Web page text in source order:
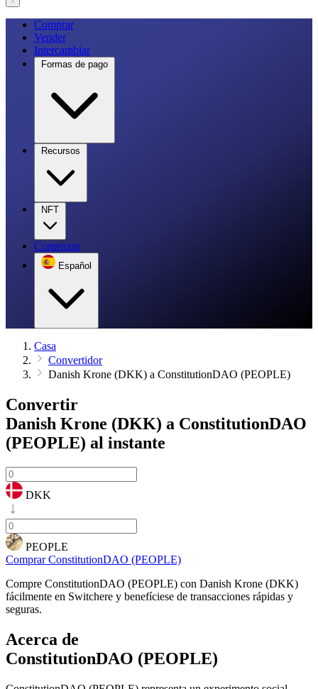
Comprar
Vender
Intercambiar
Formas de pago
Recursos
NFT
Comenzar
Español
Casa
Convertidor
Danish Krone (DKK) a ConstitutionDAO (PEOPLE)
Convertir
Danish Krone (DKK) a ConstitutionDAO
(PEOPLE) al instante
DKK
PEOPLE
Comprar ConstitutionDAO (PEOPLE)
Compre ConstitutionDAO (PEOPLE) con Danish Krone (DKK)
fácilmente en Switchere y benefíciese de transacciones rápidas y
seguras.
Acerca de
ConstitutionDAO (PEOPLE)